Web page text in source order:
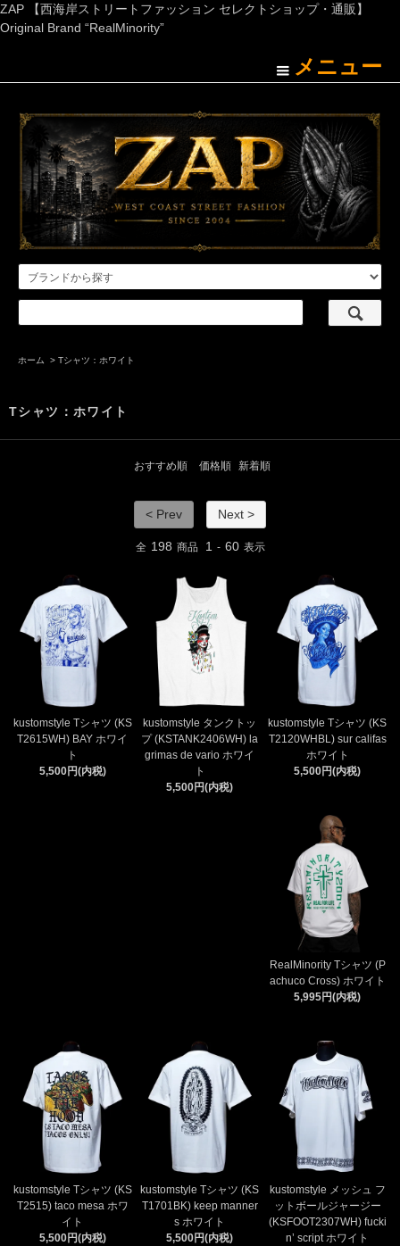
ZAP 【西海岸ストリートファッション セレクトショップ・通販】
Original Brand “RealMinority”
メニュー
ホーム > Tシャツ：ホワイト
Tシャツ：ホワイト
おすすめ順 価格順 新着順
< Prev Next >
全 198 商品 1 - 60 表示
kustomstyle Tシャツ (KS
T2615WH) BAY ホワイ
ト
5,500円(内税)
kustomstyle タンクトッ
プ (KSTANK2406WH) la
grimas de vario ホワイ
ト
5,500円(内税)
kustomstyle Tシャツ (KS
T2120WHBL) sur califas
ホワイト
5,500円(内税)
RealMinority Tシャツ (P
achuco Cross) ホワイト
5,995円(内税)
kustomstyle Tシャツ (KS
T2515) taco mesa ホワ
イト
5,500円(内税)
kustomstyle Tシャツ (KS
T1701BK) keep manner
s ホワイト
5,500円(内税)
kustomstyle メッシュ フ
ットボールジャージー
(KSFOOT2307WH) fucki
n’ script ホワイト